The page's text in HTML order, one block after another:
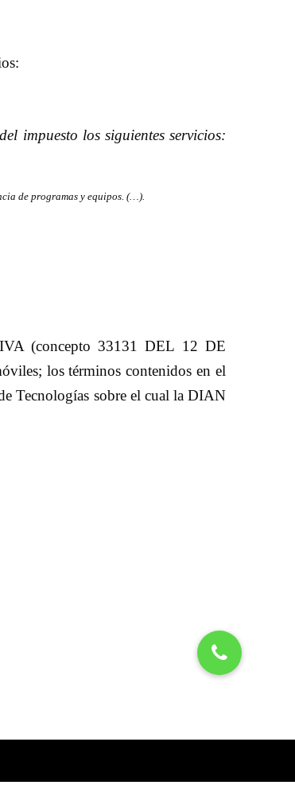
impuesto los siguientes servicios:
de programas y equipos. (…).
(concepto 33131 DEL 12 DE
los términos contenidos en el
Tecnologías sobre el cual la DIAN